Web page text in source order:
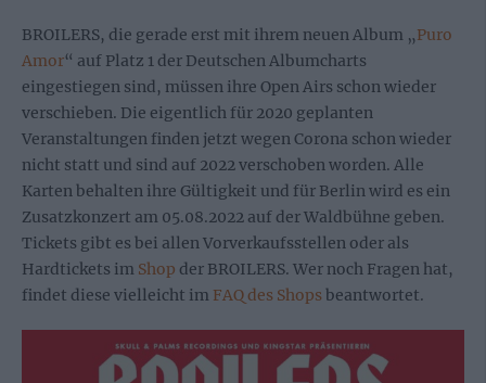
BROILERS, die gerade erst mit ihrem neuen Album „Puro
Amor“ auf Platz 1 der Deutschen Albumcharts
eingestiegen sind, müssen ihre Open Airs schon wieder
verschieben. Die eigentlich für 2020 geplanten
Veranstaltungen finden jetzt wegen Corona schon wieder
nicht statt und sind auf 2022 verschoben worden. Alle
Karten behalten ihre Gültigkeit und für Berlin wird es ein
Zusatzkonzert am 05.08.2022 auf der Waldbühne geben.
Tickets gibt es bei allen Vorverkaufsstellen oder als
Hardtickets im Shop der BROILERS. Wer noch Fragen hat,
findet diese vielleicht im FAQ des Shops beantwortet.